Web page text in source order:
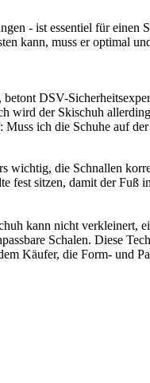
- ist essentiel für
kann, muss er optimal
DSV-
der Skischuh
ich die Schuhe auf
wichtig, die Schnallen
sitzen, damit der Fuß
kann nicht verkleinert,
Schalen. Diese
Käufer, die Form- und